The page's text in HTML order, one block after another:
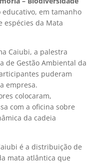
educativo, em tamanho
espécies da Mata
Caiubi, a palestra
de Gestão Ambiental da
puderam
empresa.
colocaram,
com a oficina sobre
da cadeia
é a distribuição de
mata atlântica que